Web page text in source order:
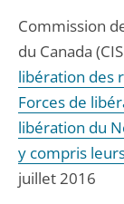
Commission
du Canada
libération des
Forces de
libération du
y compris
juillet 2016